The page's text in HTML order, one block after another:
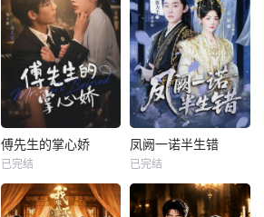
傅先生的掌心娇
已完结
凤阙一诺半生错
已完结